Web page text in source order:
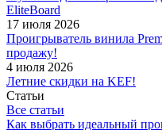
EliteBoard
17 июля 2026
Проигрыватель винила
продажу!
4 июля 2026
Летние скидки на KEF!
Статьи
Все статьи
Как выбрать идеальный